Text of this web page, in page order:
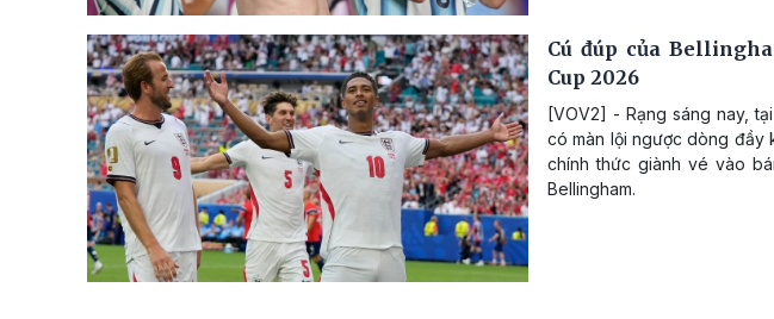
Cú đúp của
Cup 2026
[VOV2] - Rạng sáng nay,
có màn lội ngược dòng đầy
chính thức giành vé vào
Bellingham.